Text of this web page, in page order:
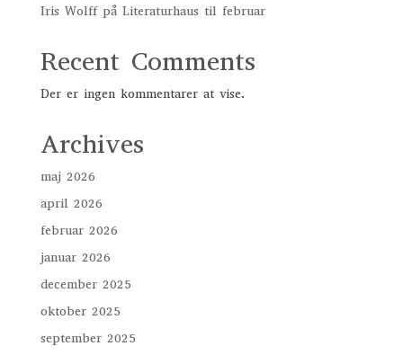
Iris Wolff på Literaturhaus til februar
Recent Comments
Der er ingen kommentarer at vise.
Archives
maj 2026
april 2026
februar 2026
januar 2026
december 2025
oktober 2025
september 2025